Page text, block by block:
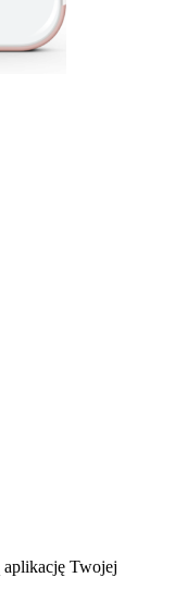
aplikację Twojej